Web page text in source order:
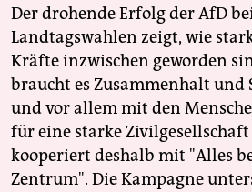
Der drohende Erfolg der AfD
Landtagswahlen zeigt, wie
Kräfte inzwischen geworden
braucht es Zusammenhalt und
und vor allem mit den
für eine starke Zivilgesellschaft
kooperiert deshalb mit "Alles
Zentrum". Die Kampagne